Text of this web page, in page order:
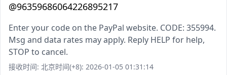
@96359686064226895217
Enter your code on the PayPal website. CODE: 355994.
Msg and data rates may apply. Reply HELP for help,
STOP to cancel.
接收时间: 北京时间(+8): 2026-01-05 01:31:14